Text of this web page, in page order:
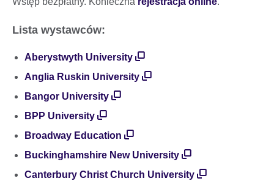
Lista wystawców:
Aberystwyth University
Anglia Ruskin University
Bangor University
BPP University
Broadway Education
Buckinghamshire New University
Canterbury Christ Church University